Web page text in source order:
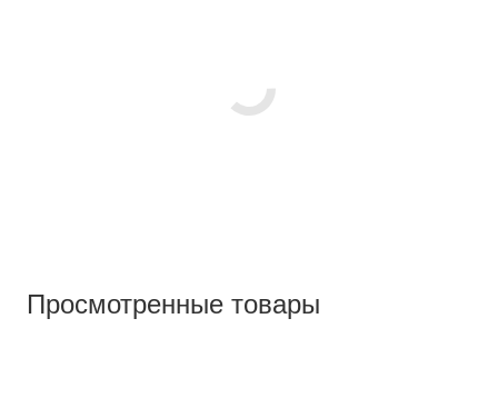
Просмотренные товары